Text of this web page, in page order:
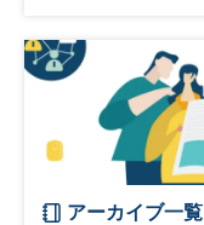
アーカイブ一覧